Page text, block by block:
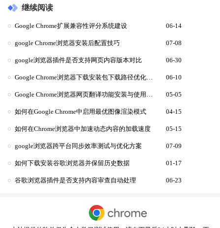
继续阅读
Google Chrome扩展兼容性评分系统建设 06-14
google Chrome浏览器安装后配置技巧 07-08
google浏览器插件是否支持网页内容版本对比 06-30
06-10
05-05
如何在Google Chrome中启用最优图像渲染模式 04-15
如何在Chrome浏览器中加速动态内容的加载速度 05-15
google浏览器跨平台同步效率测试与优化方案 07-09
如何下载安装谷歌浏览器并保留历史数据 01-17
谷歌浏览器插件是否支持内容审查自动处理 06-23